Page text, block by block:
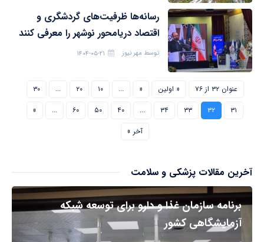
رسانه‌ها ظرفیت‌های گردشگری و
اقتصاد دریامحور نوشهر را معرفی کنند
توسط مهر نیوز ۱۴۰۴-۰۵-۲۱
عنوان ۳۲ از ۷۶ « اولین «
... ۱۰ ۲۰ ...
۳۰
۳۱
۳۲ ۳۳ ۳۴ ... ۴۰ ۵۰ ۶۰ ...
»
آخر »
آخرین مقالات پزشکی و سلامت
برنامه سازمان غذا و دارو برای توسعه شبکه
آزمایشگاهی کشور